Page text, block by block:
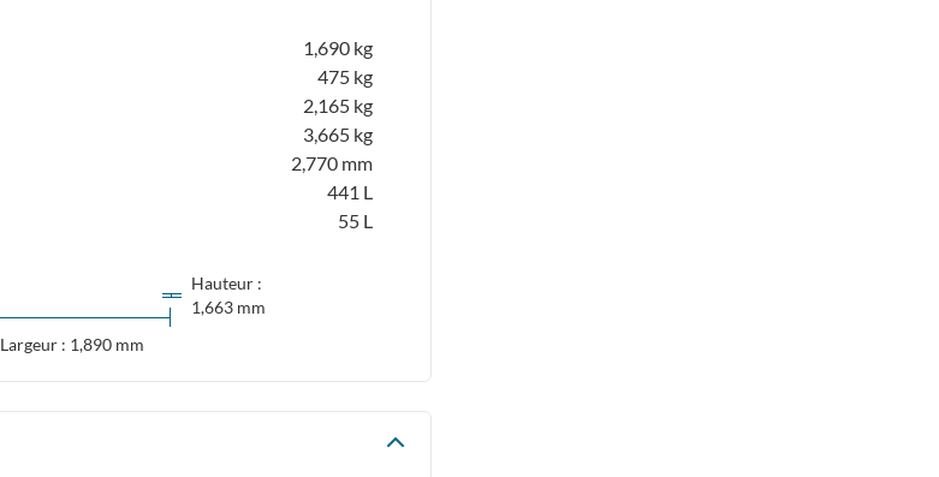
1,690 kg
475 kg
2,165 kg
3,665 kg
2,770 mm
441 L
55 L
Hauteur :
1,663 mm
Largeur : 1,890 mm